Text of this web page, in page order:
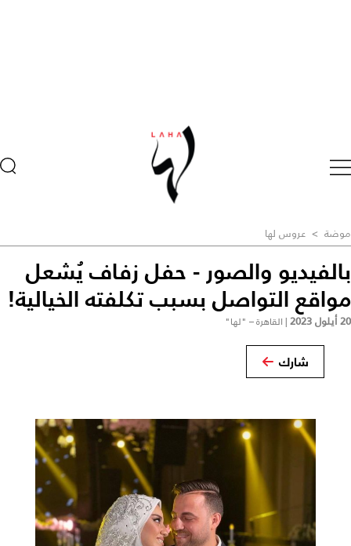
موضة > عروس لها
بالفيديو والصور - حفل زفاف يُشعل
مواقع التواصل بسبب تكلفته الخيالية!
20 أيلول 2023 | القاهرة – "لها"
شارك